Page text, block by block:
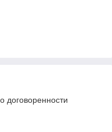
договоренности